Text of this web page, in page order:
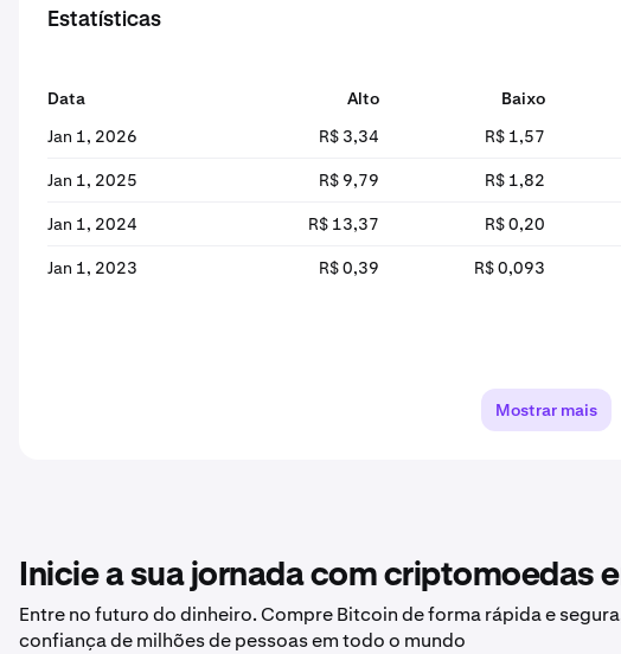
Estatísticas
Data Alto Baixo
Jan 1, 2026
R$ 3,34 R$ 1,57
Jan 1, 2025 R$ 9,79 R$ 1,82
Jan 1, 2024 R$ 13,37 R$ 0,20
Jan 1, 2023 R$ 0,39 R$ 0,093
Mostrar mais
Inicie a sua jornada com criptomoedas
Entre no futuro do dinheiro. Compre Bitcoin de forma rápida e
confiança de milhões de pessoas em todo o mundo